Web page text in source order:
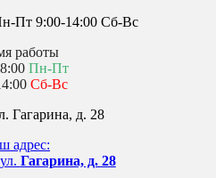
работы
Пн-Пт
Сб-Вс
адрес:
Гагарина, д. 28